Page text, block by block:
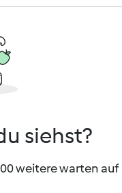
siehst?
weitere warten auf